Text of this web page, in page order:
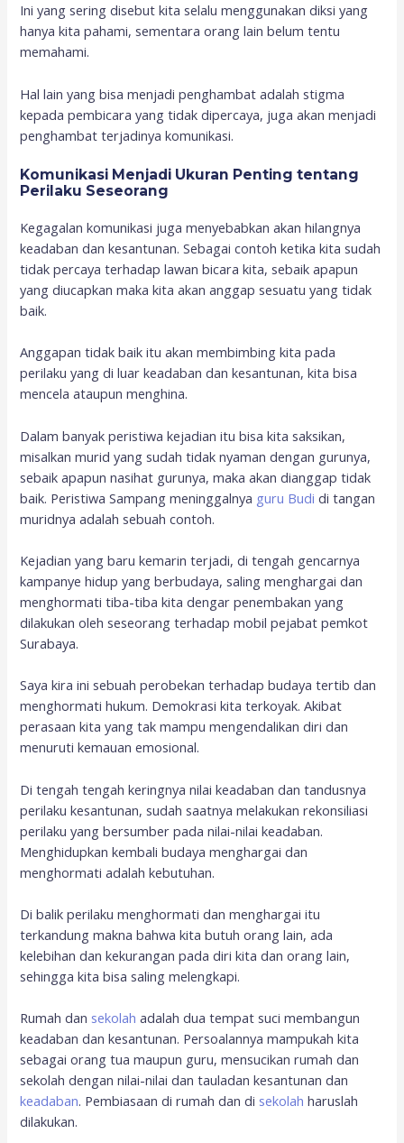
Ini yang sering disebut kita selalu menggunakan diksi yang
hanya kita pahami, sementara orang lain belum tentu
memahami.
Hal lain yang bisa menjadi penghambat adalah stigma
kepada pembicara yang tidak dipercaya, juga akan menjadi
penghambat terjadinya komunikasi.
Komunikasi Menjadi Ukuran Penting tentang
Perilaku Seseorang
Kegagalan komunikasi juga menyebabkan akan hilangnya
keadaban dan kesantunan. Sebagai contoh ketika kita sudah
tidak percaya terhadap lawan bicara kita, sebaik apapun
yang diucapkan maka kita akan anggap sesuatu yang tidak
baik.
Anggapan tidak baik itu akan membimbing kita pada
perilaku yang di luar keadaban dan kesantunan, kita bisa
mencela ataupun menghina.
Dalam banyak peristiwa kejadian itu bisa kita saksikan,
misalkan murid yang sudah tidak nyaman dengan gurunya,
sebaik apapun nasihat gurunya, maka akan dianggap tidak
baik. Peristiwa Sampang meninggalnya guru Budi di tangan
muridnya adalah sebuah contoh.
Kejadian yang baru kemarin terjadi, di tengah gencarnya
kampanye hidup yang berbudaya, saling menghargai dan
menghormati tiba-tiba kita dengar penembakan yang
dilakukan oleh seseorang terhadap mobil pejabat pemkot
Surabaya.
Saya kira ini sebuah perobekan terhadap budaya tertib dan
menghormati hukum. Demokrasi kita terkoyak. Akibat
perasaan kita yang tak mampu mengendalikan diri dan
menuruti kemauan emosional.
Di tengah tengah keringnya nilai keadaban dan tandusnya
perilaku kesantunan, sudah saatnya melakukan rekonsiliasi
perilaku yang bersumber pada nilai-nilai keadaban.
Menghidupkan kembali budaya menghargai dan
menghormati adalah kebutuhan.
Di balik perilaku menghormati dan menghargai itu
terkandung makna bahwa kita butuh orang lain, ada
kelebihan dan kekurangan pada diri kita dan orang lain,
sehingga kita bisa saling melengkapi.
Rumah dan sekolah adalah dua tempat suci membangun
keadaban dan kesantunan. Persoalannya mampukah kita
sebagai orang tua maupun guru, mensucikan rumah dan
sekolah dengan nilai-nilai dan tauladan kesantunan dan
keadaban. Pembiasaan di rumah dan di sekolah haruslah
dilakukan.